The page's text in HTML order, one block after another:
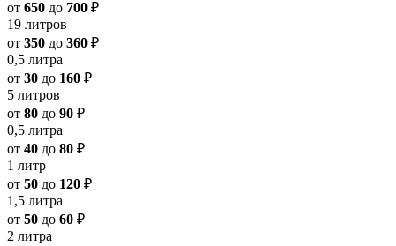
от 650 до 700 ₽
19 литров
от 350 до 360 ₽
0,5 литра
от 30 до 160 ₽
5 литров
от 80 до 90 ₽
0,5 литра
от 40 до 80 ₽
1 литр
от 50 до 120 ₽
1,5 литра
от 50 до 60 ₽
2 литра